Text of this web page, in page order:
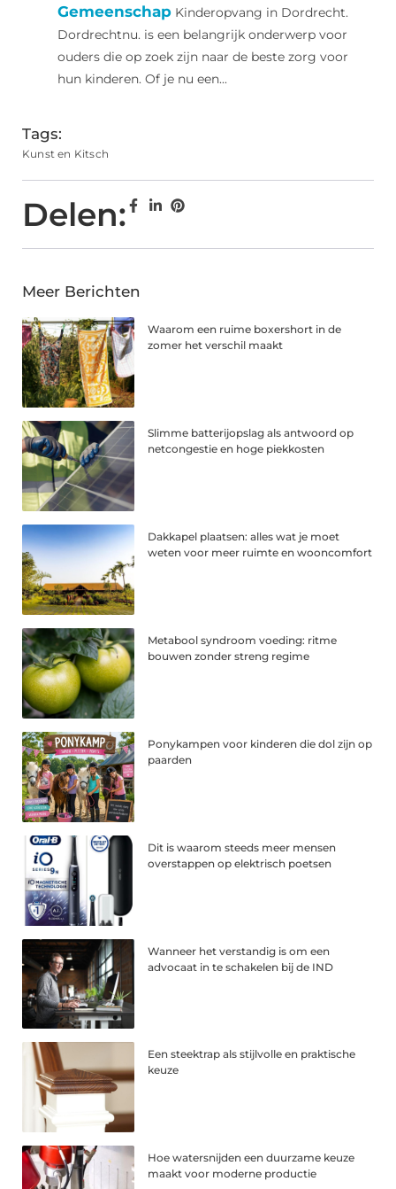
Gemeenschap Kinderopvang in Dordrecht.
Dordrechtnu. is een belangrijk onderwerp voor
ouders die op zoek zijn naar de beste zorg voor
hun kinderen. Of je nu een...
Tags:
Kunst en Kitsch
Delen:
Meer Berichten
Waarom een ruime boxershort in de
zomer het verschil maakt
Slimme batterijopslag als antwoord op
netcongestie en hoge piekkosten
Dakkapel plaatsen: alles wat je moet
weten voor meer ruimte en wooncomfort
Metabool syndroom voeding: ritme
bouwen zonder streng regime
Ponykampen voor kinderen die dol zijn op
paarden
Dit is waarom steeds meer mensen
overstappen op elektrisch poetsen
Wanneer het verstandig is om een
advocaat in te schakelen bij de IND
Een steektrap als stijlvolle en praktische
keuze
Hoe watersnijden een duurzame keuze
maakt voor moderne productie